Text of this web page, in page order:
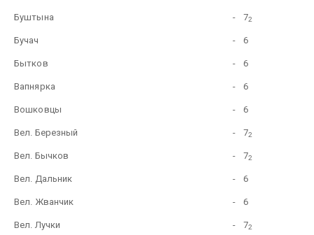
Буштына - 72
Бучач - 6
Бытков - 6
Вапнярка - 6
Вошковцы - 6
Вел. Березный - 72
Вел. Бычков - 72
Вел. Дальник - 6
Вел. Жванчик - 6
Вел. Лучки - 72